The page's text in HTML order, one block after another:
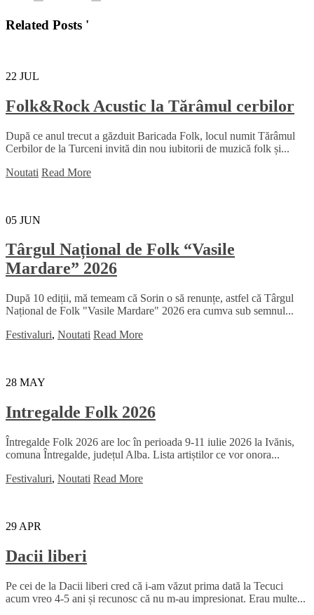
Related Posts '
22 JUL
Folk&Rock Acustic la Tărâmul cerbilor
După ce anul trecut a găzduit Baricada Folk, locul numit Tărâmul
Cerbilor de la Turceni invită din nou iubitorii de muzică folk și...
Noutati Read More
05 JUN
Târgul Național de Folk “Vasile
Mardare” 2026
După 10 ediții, mă temeam că Sorin o să renunțe, astfel că Târgul
Național de Folk "Vasile Mardare" 2026 era cumva sub semnul...
Festivaluri, Noutati Read More
28 MAY
Intregalde Folk 2026
Întregalde Folk 2026 are loc în perioada 9-11 iulie 2026 la Ivănis,
comuna Întregalde, județul Alba. Lista artiștilor ce vor onora...
Festivaluri, Noutati Read More
29 APR
Dacii liberi
Pe cei de la Dacii liberi cred că i-am văzut prima dată la Tecuci
acum vreo 4-5 ani și recunosc că nu m-au impresionat. Erau multe...